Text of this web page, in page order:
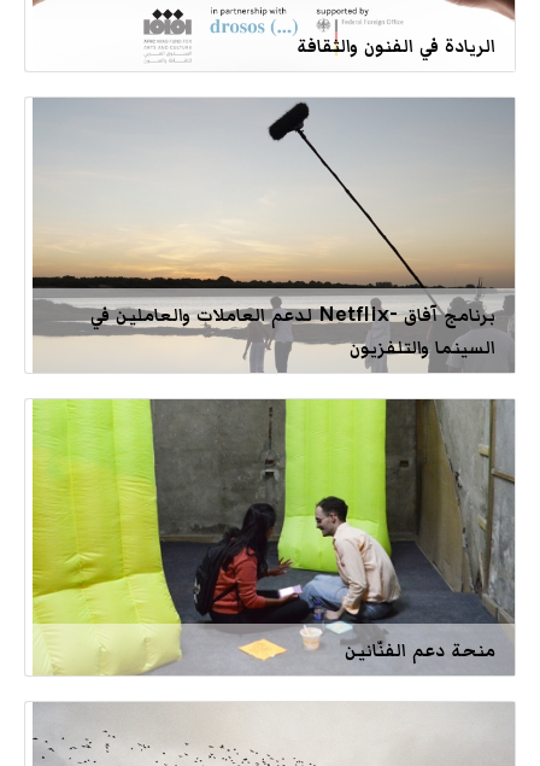
الريادة في الفنون والثقافة
برنامج آفاق -Netflix لدعم العاملات والعاملين في
السينما والتلفزيون
منحة دعم الفنّانين